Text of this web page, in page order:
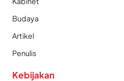
Budaya
Artikel
Penulis
Kebijakan